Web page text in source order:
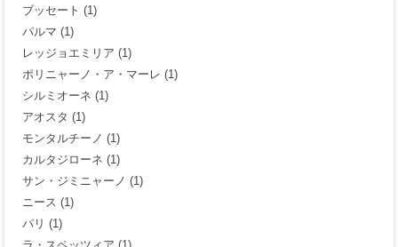
ブッセート (1)
パルマ (1)
レッジョエミリア (1)
ポリニャーノ・ア・マーレ (1)
シルミオーネ (1)
アオスタ (1)
モンタルチーノ (1)
カルタジローネ (1)
サン・ジミニャーノ (1)
ニース (1)
パリ (1)